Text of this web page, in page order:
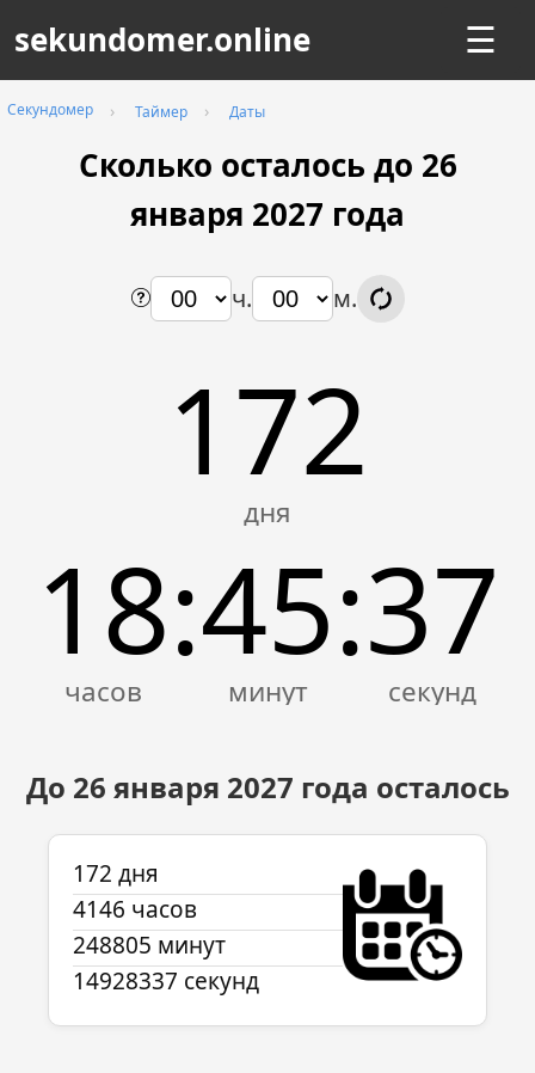
sekundomer.online ☰
Секундомер Таймер Даты
Сколько осталось до 26
января 2027 года
ч. м.
172
18:45:37
До 26 января 2027 года осталось
172 дня
4146 часов
248805 минут
14928337 секунд